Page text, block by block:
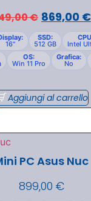
€ 869,00 €
16"
SSD:
512 GB Intel
OS:
Win 11 Pro
Grafica:
No
Aggiungi al carrello
PC Asus Nuc
899,00 €